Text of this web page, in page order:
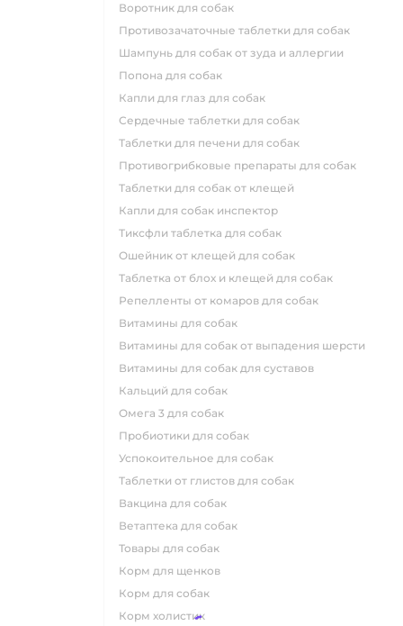
воротник для собак
противозачаточные таблетки для собак
шампунь для собак от зуда и аллергии
попона для собак
капли для глаз для собак
сердечные таблетки для собак
таблетки для печени для собак
противогрибковые препараты для собак
таблетки для собак от клещей
капли для собак инспектор
тиксфли таблетка для собак
ошейник от клещей для собак
таблетка от блох и клещей для собак
репелленты от комаров для собак
витамины для собак
витамины для собак от выпадения шерсти
витамины для собак для суставов
кальций для собак
омега 3 для собак
пробиотики для собак
успокоительное для собак
таблетки от глистов для собак
вакцина для собак
ветаптека для собак
товары для собак
корм для щенков
корм для собак
корм холистик